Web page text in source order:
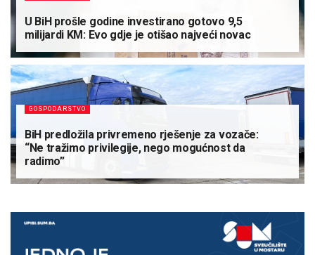
U BiH prošle godine investirano gotovo 9,5
milijardi KM: Evo gdje je otišao najveći novac
GOSPODARSTVO
BiH predložila privremeno rješenje za vozače:
“Ne tražimo privilegije, nego mogućnost da
radimo”